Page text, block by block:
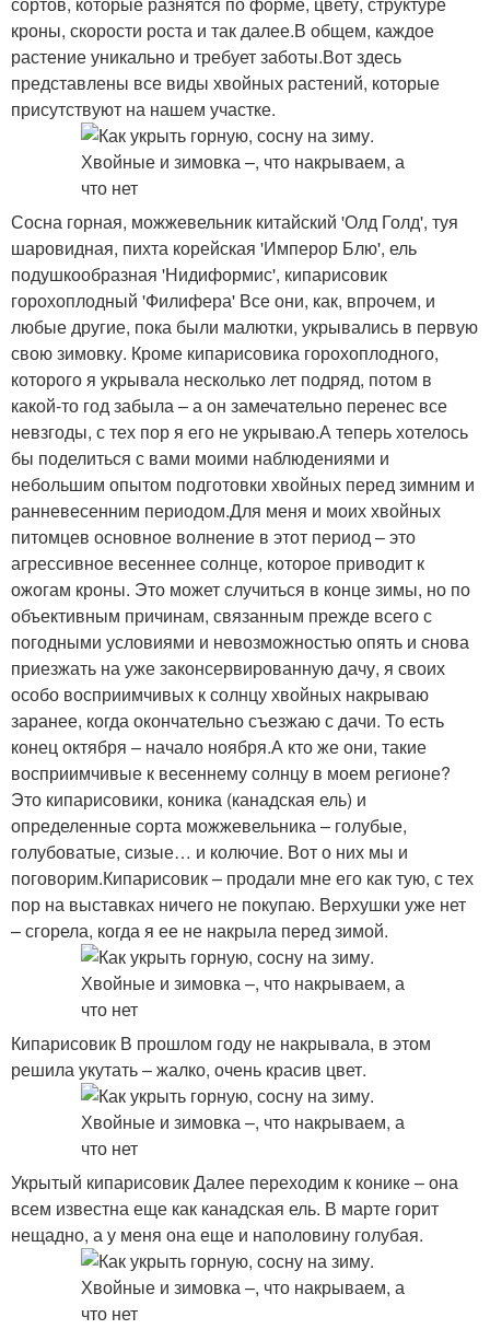
кроны, скорости роста и так далее.В общем, каждое
растение уникально и требует заботы.Вот здесь
представлены все виды хвойных растений, которые
присутствуют на нашем участке.
Сосна горная, можжевельник китайский 'Олд Голд', туя
шаровидная, пихта корейская 'Имперор Блю', ель
подушкообразная 'Нидиформис', кипарисовик
горохоплодный 'Филифера' Все они, как, впрочем, и
любые другие, пока были малютки, укрывались в первую
свою зимовку. Кроме кипарисовика горохоплодного,
которого я укрывала несколько лет подряд, потом в
какой-то год забыла – а он замечательно перенес все
невзгоды, с тех пор я его не укрываю.А теперь хотелось
бы поделиться с вами моими наблюдениями и
небольшим опытом подготовки хвойных перед зимним и
ранневесенним периодом.Для меня и моих хвойных
питомцев основное волнение в этот период – это
агрессивное весеннее солнце, которое приводит к
ожогам кроны. Это может случиться в конце зимы, но по
объективным причинам, связанным прежде всего с
погодными условиями и невозможностью опять и снова
приезжать на уже законсервированную дачу, я своих
особо восприимчивых к солнцу хвойных накрываю
заранее, когда окончательно съезжаю с дачи. То есть
конец октября – начало ноября.А кто же они, такие
восприимчивые к весеннему солнцу в моем регионе?
Это кипарисовики, коника (канадская ель) и
определенные сорта можжевельника – голубые,
голубоватые, сизые… и колючие. Вот о них мы и
поговорим.Кипарисовик – продали мне его как тую, с тех
пор на выставках ничего не покупаю. Верхушки уже нет
– сгорела, когда я ее не накрыла перед зимой.
Кипарисовик В прошлом году не накрывала, в этом
решила укутать – жалко, очень красив цвет.
Укрытый кипарисовик Далее переходим к конике – она
всем известна еще как канадская ель. В марте горит
нещадно, а у меня она еще и наполовину голубая.